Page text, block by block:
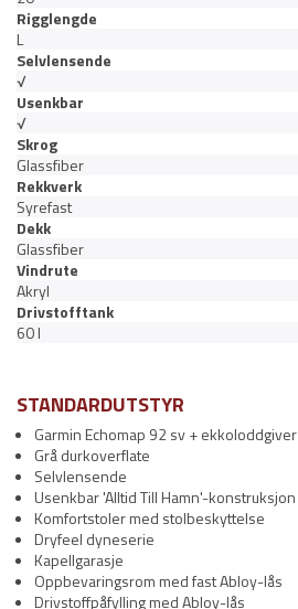
Rigglengde
L
Selvlensende
√
Usenkbar
√
Skrog
Glassfiber
Rekkverk
Syrefast
Dekk
Glassfiber
Vindrute
Akryl
Drivstofftank
60 l
STANDARDUTSTYR
Garmin Echomap 92 sv + ekkoloddgiver
Grå durkoverflate
Selvlensende
Usenkbar 'Alltid Till Hamn'-konstruksjon
Komfortstoler med stolbeskyttelse
Dryfeel dyneserie
Kapellgarasje
Oppbevaringsrom med fast Abloy-lås
Drivstoffpåfylling med Abloy-lås